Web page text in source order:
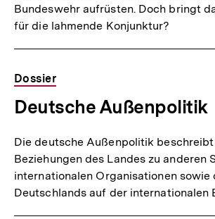
Bundeswehr aufrüsten. Doch bringt
für die lahmende Konjunktur?
Dossier
Deutsche Außenpolitik
Die deutsche Außenpolitik
Beziehungen des Landes zu anderen
internationalen Organisationen sowie
Deutschlands auf der internationalen